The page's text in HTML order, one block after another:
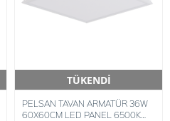
TÜKENDİ
Hızlı Teslimat
PELSAN TAVAN ARMATÜR 36W
60X60CM LED PANEL 6500K